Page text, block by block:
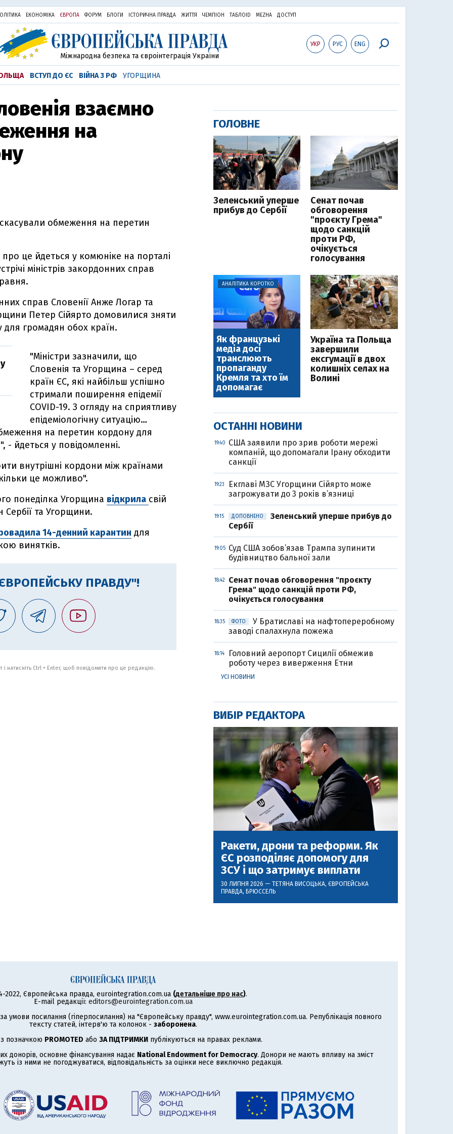
ЕКОНОМІКА ЄВРОПА ФОРУМ БЛОГИ ІСТОРИЧНА ПРАВДА ЖИТТЯ ЧЕМПІОН ТАБЛОID MEZHA ДОСТУП
УКР РУС ENG
Міжнародна безпека та євроінтеграція України
ВСТУП ДО ЄС ВІЙНА З РФ УГОРЩИНА
взаємно
на
обмеження на перетин
це йдеться у комюніке на порталі
міністрів закордонних справ
справ Словенії Анже Логар та
Петер Сійярто домовилися зняти
громадян обох країн.
"Міністри зазначили, що
Словенія та Угорщина – серед
країн ЄС, які найбільш успішно
стримали поширення епідемії
COVID-19. З огляду на сприятливу
епідеміологічну ситуацію…
на перетин кордону для
- йдеться у повідомленні.
внутрішні кордони між країнами
це можливо".
понеділка Угорщина відкрила свій
та Угорщини.
14-денний карантин для
винятків.
ПРАВДУ"!
і натисніть Ctrl + Enter, щоб повідомити про це редакцію.
ГОЛОВНЕ
Зеленський уперше
прибув до Сербії
Сенат почав
обговорення
"проєкту Грема"
щодо санкцій
проти РФ,
очікується
голосування
АНАЛІТИКА КОРОТКО
Як французькі
медіа досі
транслюють
пропаганду
Кремля та хто їм
допомагає
Україна та Польща
завершили
ексгумації в двох
колишніх селах на
Волині
ОСТАННІ НОВИНИ
19:40
США заявили про зрив роботи мережі
компаній, що допомагали Ірану обходити
санкції
19:23
Екглаві МЗС Угорщини Сійярто може
загрожувати до 3 років в’язниці
19:15 ДОПОВНЕНО
Зеленський уперше прибув до
Сербії
19:05
Суд США зобов’язав Трампа зупинити
будівництво бальної зали
18:42
Сенат почав обговорення "проєкту
Грема" щодо санкцій проти РФ,
очікується голосування
18:35 ФОТО
У Братиславі на нафтопереробному
заводі спалахнула пожежа
18:14
Головний аеропорт Сицилії обмежив
роботу через виверження Етни
УСІ НОВИНИ
ВИБІР РЕДАКТОРА
Ракети, дрони та реформи. Як
ЄС розподіляє допомогу для
ЗСУ і що затримує виплати
30 ЛИПНЯ 2026 — ТЕТЯНА ВИСОЦЬКА, ЄВРОПЕЙСЬКА
ПРАВДА, БРЮССЕЛЬ
2022, Європейська правда, eurointegration.com.ua (детальніше про нас).
E-mail редакції: editors@eurointegration.com.ua
умови посилання (гіперпосилання) на "Європейську правду", www.eurointegration.com.ua. Републікація повного
тексту статей, інтерв'ю та колонок - заборонена.
позначкою PROMOTED або ЗА ПІДТРИМКИ публікуються на правах реклами.
донорів, основне фінансування надає National Endowment for Democracy. Донори не мають впливу на зміст
із ними не погоджуватися, відповідальність за оцінки несе виключно редакція.